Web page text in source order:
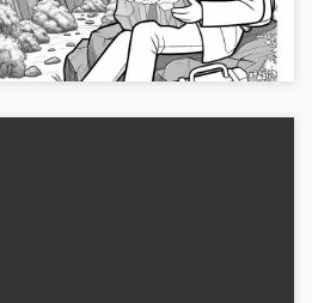
denne flotte fargeleggingsmalen.
Last ned bildet gratis nå!...